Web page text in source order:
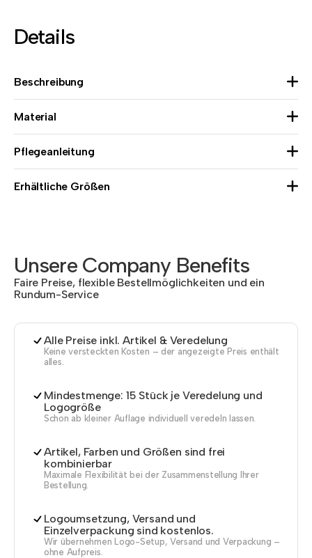
Details
Beschreibung
Material
Pflegeanleitung
Erhältliche Größen
Unsere Company Benefits
Faire Preise, flexible Bestellmöglichkeiten und ein
Rundum-Service
Alle Preise inkl. Artikel & Veredelung
Keine versteckten Kosten – der angezeigte Preis enthält
alles.
Mindestmenge: 15 Stück je Veredelung und
Logogröße
Schon ab kleiner Auflage individuell veredeln lassen.
Artikel, Farben und Größen sind frei
kombinierbar
Maximale Flexibilität bei der Zusammenstellung Ihrer
Bestellung.
Logoumsetzung, Versand und
Einzelverpackung sind kostenlos.
Wir übernehmen Logo-Setup, Versand und Verpackung –
ohne Aufpreis.